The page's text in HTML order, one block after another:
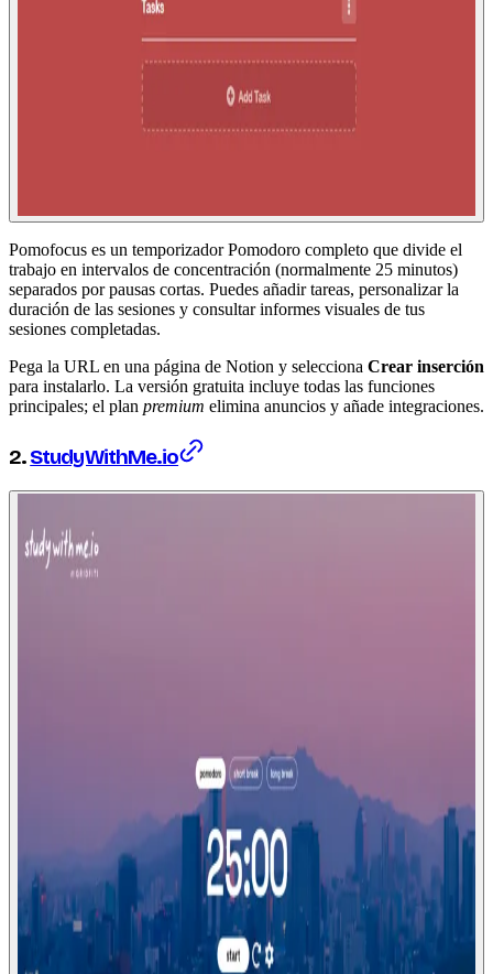
Pomofocus es un temporizador Pomodoro completo que divide el
trabajo en intervalos de concentración (normalmente 25 minutos)
separados por pausas cortas. Puedes añadir tareas, personalizar la
duración de las sesiones y consultar informes visuales de tus
sesiones completadas.
Pega la URL en una página de Notion y selecciona Crear inserción
para instalarlo. La versión gratuita incluye todas las funciones
principales; el plan premium elimina anuncios y añade integraciones.
2.StudyWithMe.io